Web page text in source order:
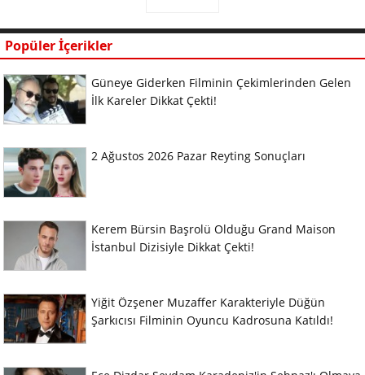
Popüler İçerikler
Güneye Giderken Filminin Çekimlerinden Gelen
İlk Kareler Dikkat Çekti!
2 Ağustos 2026 Pazar Reyting Sonuçları
Kerem Bürsin Başrolü Olduğu Grand Maison
İstanbul Dizisiyle Dikkat Çekti!
Yiğit Özşener Muzaffer Karakteriyle Düğün
Şarkıcısı Filminin Oyuncu Kadrosuna Katıldı!